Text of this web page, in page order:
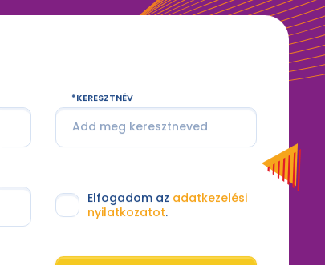
KERESZTNÉV
Elfogadom az adatkezelési
nyilatkozatot.